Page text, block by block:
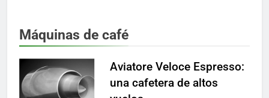
Máquinas de café
Aviatore Veloce Espresso:
una cafetera de altos